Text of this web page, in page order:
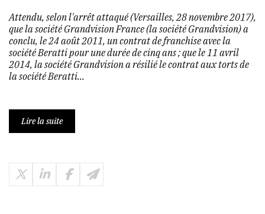
Attendu, selon l'arrêt attaqué (Versailles, 28 novembre 2017),
que la société Grandvision France (la société Grandvision) a
conclu, le 24 août 2011, un contrat de franchise avec la
société Beratti pour une durée de cinq ans ; que le 11 avril
2014, la société Grandvision a résilié le contrat aux torts de
la société Beratti...
Lire la suite